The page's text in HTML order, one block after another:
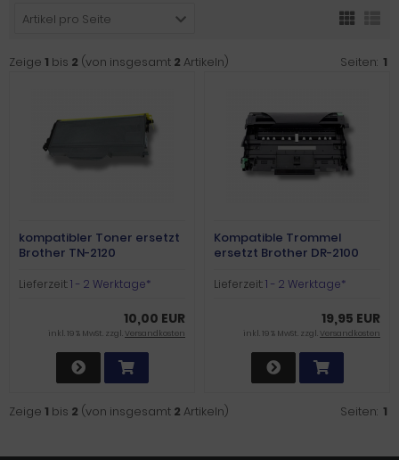
Artikel pro Seite
Zeige 1 bis 2 (von insgesamt 2 Artikeln) Seiten: 1
kompatibler Toner ersetzt
Brother TN-2120
Lieferzeit:1 - 2 Werktage*
10,00 EUR
inkl. 19 % MwSt. zzgl.Versandkosten
Kompatible Trommel
ersetzt Brother DR-2100
Lieferzeit:1 - 2 Werktage*
19,95 EUR
inkl. 19 % MwSt. zzgl.Versandkosten
Zeige 1 bis 2 (von insgesamt 2 Artikeln) Seiten: 1